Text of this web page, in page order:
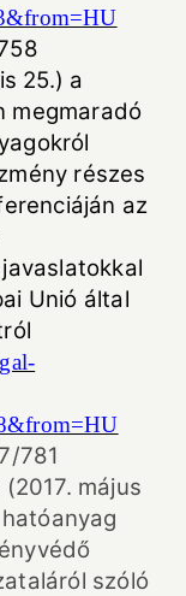
25.) a
megmaradó
részes
az
Unió által
781
május
szóló